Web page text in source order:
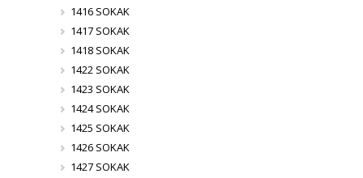
1416 SOKAK
1417 SOKAK
1418 SOKAK
1422 SOKAK
1423 SOKAK
1424 SOKAK
1425 SOKAK
1426 SOKAK
1427 SOKAK